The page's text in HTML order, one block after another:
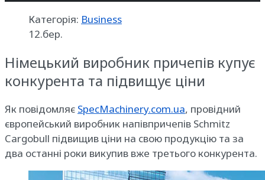
Категорія: Business
12.бер.
Німецький виробник причепів купує
конкурента та підвищує ціни
Як повідомляє SpecMachinery.com.ua, провідний
європейський виробник напівпричепів Schmitz
Cargobull підвищив ціни на свою продукцію та за
два останні роки викупив вже третього конкурента.